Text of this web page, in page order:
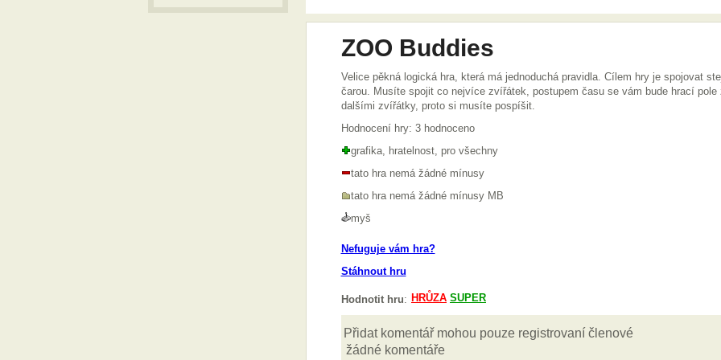
ZOO Buddies
Velice pěkná logická hra, která má jednoduchá pravidla. Cílem hry je spojovat
čarou. Musíte spojit co nejvíce zvířátek, postupem času se vám bude hrací pole
dalšími zvířátky, proto si musíte pospíšit.
Hodnocení hry: 3 hodnoceno
grafika, hratelnost, pro všechny
tato hra nemá žádné mínusy
tato hra nemá žádné mínusy MB
myš
Nefuguje vám hra?
Stáhnout hru
Hodnotit hru: